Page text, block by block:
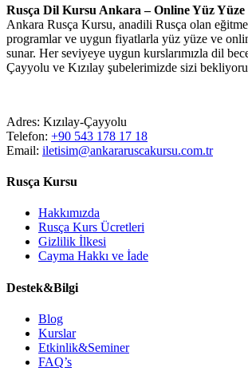
Rusça Dil Kursu Ankara – Online Yüz
Ankara Rusça Kursu, anadili Rusça olan
programlar ve uygun fiyatlarla yüz yüze ve
sunar. Her seviyeye uygun kurslarımızla dil
Çayyolu ve Kızılay şubelerimizde sizi
Adres: Kızılay-Çayyolu
Telefon: +90 543 178 17 18
Email: iletisim@ankararuscakursu.com.tr
Rusça Kursu
Hakkımızda
Rusça Kurs Ücretleri
Gizlilik İlkesi
Cayma Hakkı ve İade
Destek&Bilgi
Blog
Kurslar
Etkinlik&Seminer
FAQ’s